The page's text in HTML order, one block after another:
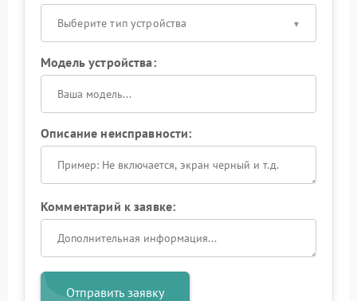
Выберите тип устройства
Модель устройства:
Описание неисправности:
Комментарий к заявке:
Отправить заявку